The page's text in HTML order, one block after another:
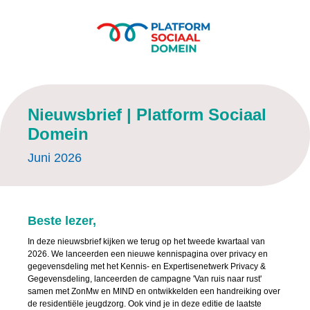
Nieuwsbrief | Platform Sociaal
Domein
Juni 2026
Beste lezer,
In deze nieuwsbrief kijken we terug op het tweede kwartaal van
2026. We lanceerden een nieuwe kennispagina over privacy en
gegevensdeling met het Kennis- en Expertisenetwerk Privacy &
Gegevensdeling, lanceerden de campagne 'Van ruis naar rust'
samen met ZonMw en MIND en ontwikkelden een handreiking over
de residentiële jeugdzorg. Ook vind je in deze editie de laatste